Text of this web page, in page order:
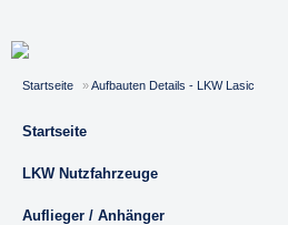
Startseite »Aufbauten Details - LKW Lasic
Startseite
LKW Nutzfahrzeuge
Auflieger / Anhänger